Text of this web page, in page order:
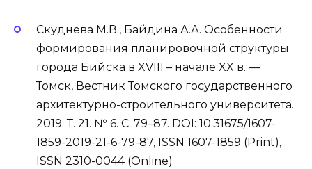
Скуднева М.В., Байдина А.А. Особенности
формирования планировочной структуры
города Бийска в XVIII – начале XX в. —
Томск, Вестник Томского государственного
архитектурно-строительного университета.
2019. Т. 21. № 6. С. 79–87. DOI: 10.31675/1607-
1859-2019-21-6-79-87, ISSN 1607-1859 (Print),
ISSN 2310-0044 (Online)